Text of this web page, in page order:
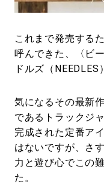
これまで発売する
呼んできた、〈ビ
ドルズ（NEEDLES
気になるその最新
であるトラックジ
完成された定番ア
はないですが、さ
力と遊び心でこの
た。